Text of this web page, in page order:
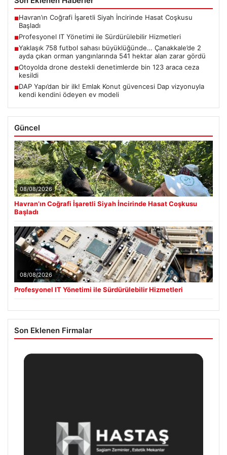
■Havran’ın Coğrafi İşaretli Siyah İncirinde Hasat Coşkusu
Başladı
■Profesyonel IT Yönetimi ile Sürdürülebilir Hizmetleri
■Yaklaşık 758 futbol sahası büyüklüğünde… Çanakkale’de 2
ayda çıkan orman yangınlarında 541 hektar alan zarar gördü
■Otoyolda drone destekli denetimlerde bin 123 araca ceza
kesildi
■DAP Yapı’dan bir ilk! Emlak Konut güvencesi Dap vizyonuyla
kendi kendini ödeyen ev modeli
Güncel
08/08/2026
Havran’ın Coğrafi İşaretli Siyah İncirinde Hasat Coşkusu
Başladı
08/08/2026
Profesyonel IT Yönetimi ile Sürdürülebilir Hizmetleri
Son Eklenen Firmalar